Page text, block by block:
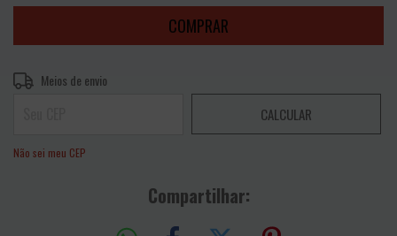
Entregas para o CEP:
Meios de envio
CALCULAR
Não sei meu CEP
Compartilhar: